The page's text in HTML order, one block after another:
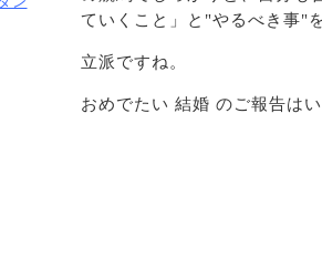
ていくこと」と"やるべき事"
立派ですね。
おめでたい 結婚 のご報告は